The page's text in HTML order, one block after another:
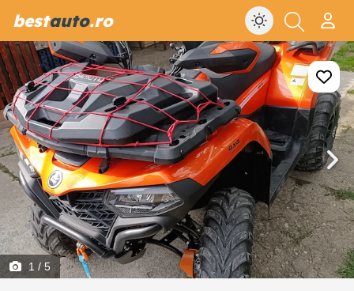
bestauto.ro
1 / 5